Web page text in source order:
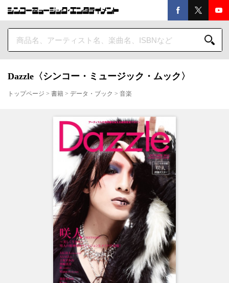
Dazzle〈シンコー・ミュージック・ムック〉
トップページ > 書籍 > データ・ブック > 音楽